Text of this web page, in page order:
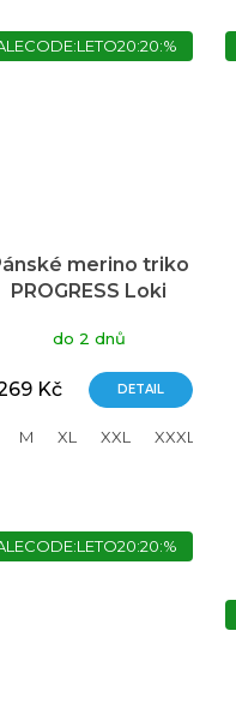
merino triko
PROGRESS Loki
melír
do 2 dnů
Kč DETAIL
M XL XXL XXXL